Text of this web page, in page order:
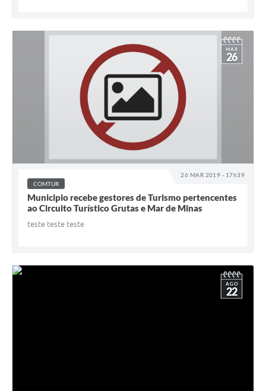
26 MAR 2019 - 17h39
MAR
26
COMTUR
Municipio recebe gestores de Turismo pertencentes
ao Circuito Turístico Grutas e Mar de Minas
teste teste teste
AGO
22